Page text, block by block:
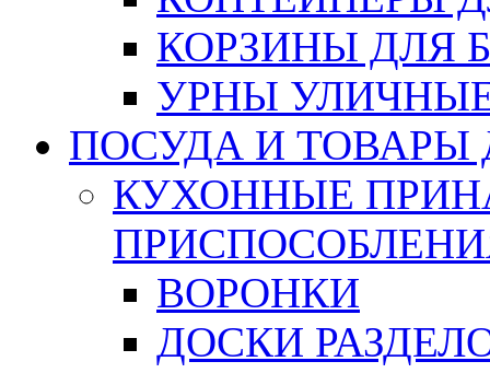
КОРЗИНЫ ДЛЯ
УРНЫ
ПОСУДА И ТОВАРЫ
КУХОННЫЕ
ВОРОНКИ
ДОСКИ